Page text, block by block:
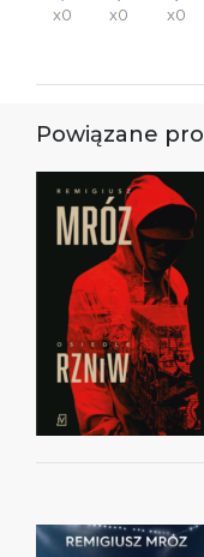
x0
x0
x0
Powiązane